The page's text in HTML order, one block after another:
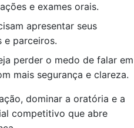
e exames orais.
apresentar seus
e parceiros.
perder o medo de falar em
mais segurança e clareza.
dominar a oratória e a
competitivo que abre